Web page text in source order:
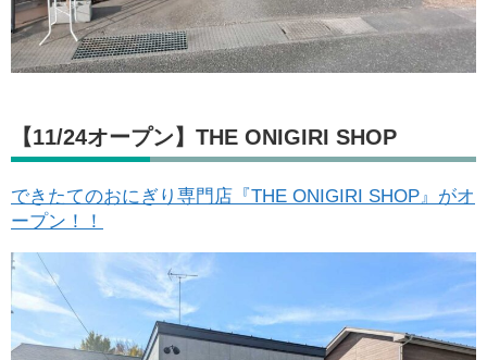
【11/24オープン】THE ONIGIRI SHOP
できたてのおにぎり専門店『THE ONIGIRI SHOP』がオ
ープン！！